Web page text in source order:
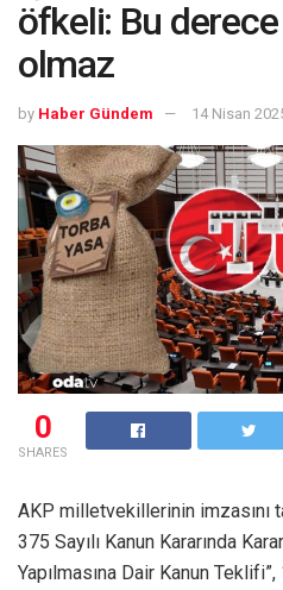
öfkeli: Bu
olmaz
by Haber Gündem 14 Nisan
0
SHARES
AKP milletvekillerinin imzasını
375 Sayılı Kanun Kararında
Yapılmasına Dair Kanun